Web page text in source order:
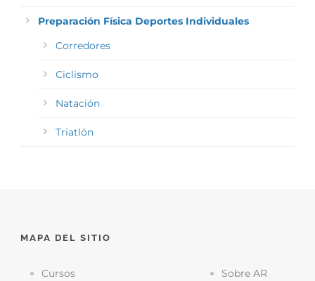
Preparación Física Deportes Individuales
Corredores
Ciclismo
Natación
Triatlón
MAPA DEL SITIO
Cursos
Sobre AR